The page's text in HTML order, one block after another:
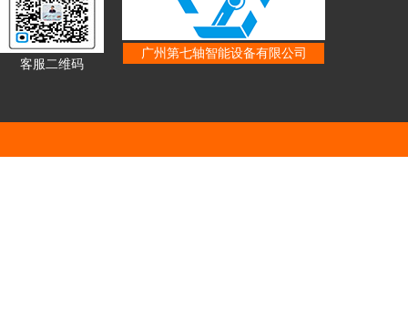
客服二维码
广州第七轴智能设备有限公司